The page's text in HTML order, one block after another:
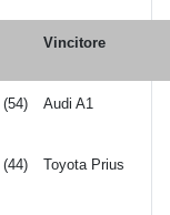
Vincitore
(54) Audi A1
(44) Toyota Prius